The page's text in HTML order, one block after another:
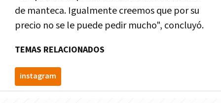
de manteca. Igualmente creemos que por su
precio no se le puede pedir mucho", concluyó.
TEMAS RELACIONADOS
instagram